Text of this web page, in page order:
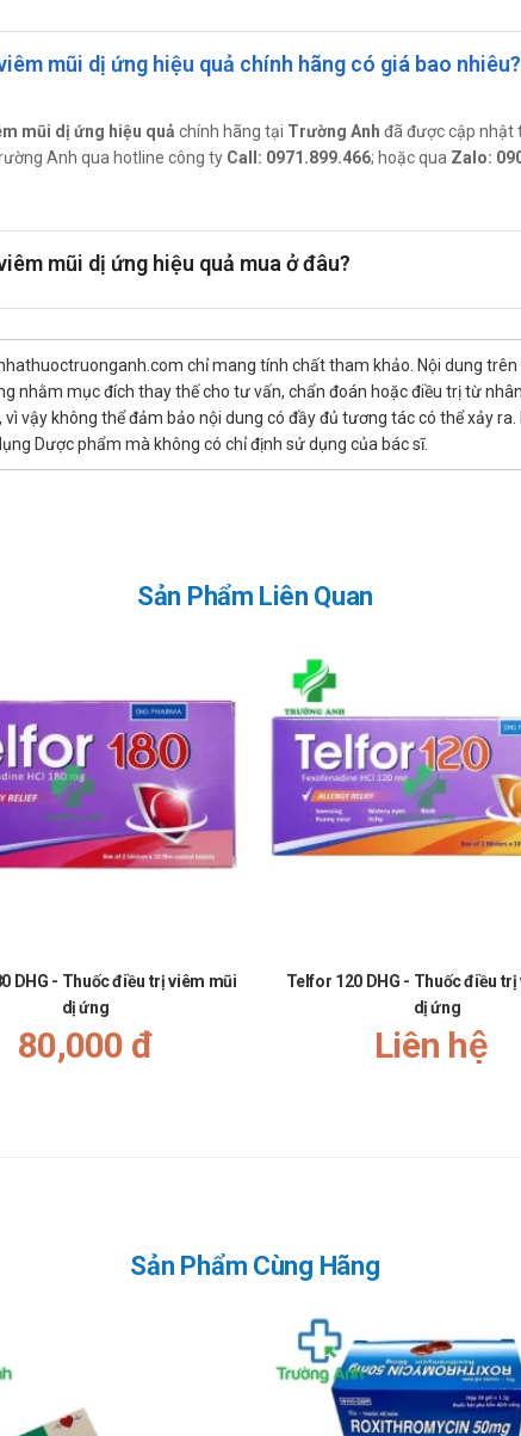
hoặc thủy đậu.
Blue
sử dụng sản phẩm.
sử dụng gộp những liều đã quên.
Blue
phần nào của sản phẩm
rối loạn thăng bằng, chóng mặt, giảm trí nhớ...
khi sử dụng sản phẩm.
& các chất atropinic.
sử dụng.
lưu ý khi những điều gì?
cho con bú. Tham khảo ý kiến của bác sĩ trước khi dùng.
mũi dị ứng hiệu quả chính hãng có giá bao nhiêu?
mũi dị ứng hiệu quả chính hãng tại Trường Anh đã được cập nhật
Anh qua hotline công ty Call: 0971.899.466; hoặc qua Zalo:
mũi dị ứng hiệu quả mua ở đâu?
chỉ mang tính chất tham khảo. Nội dung
nhằm mục đích thay thế cho tư vấn, chẩn đoán hoặc điều trị từ
vậy không thể đảm bảo nội dung có đầy đủ tương tác có thể xảy
Dược phẩm mà không có chỉ định sử dụng của bác sĩ.
Sản Phẩm Liên Quan
DHG - Thuốc điều trị viêm mũi
dị ứng
80,000 đ
Telfor 120 DHG - Thuốc điều
dị ứng
Liên hệ
Sản Phẩm Cùng Hãng